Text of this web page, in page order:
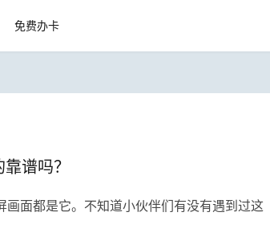
免费办卡
谱吗？
面都是它。不知道小伙伴们有没有遇到过这